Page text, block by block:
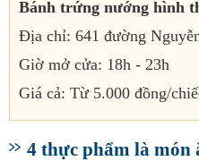
Bánh trứng nướng hình
Địa chỉ: 641 đường
Giờ mở cửa: 18h - 23h
Giá cả: Từ 5.000 đồng/
4 thực phẩm là món